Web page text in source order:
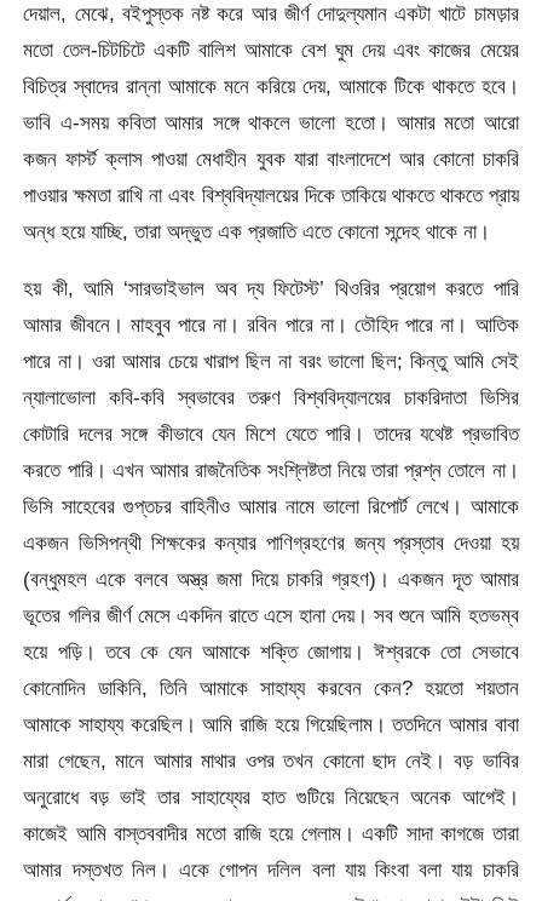
দেয়াল, মেঝে, বইপুস্তক নষ্ট করে আর জীর্ণ দোদুল্যমান একটা খাটে চামড়ার
মতো তেল-চিটচিটে একটি বালিশ আমাকে বেশ ঘুম দেয় এবং কাজের মেয়ের
বিচিত্র স্বাদের রান্না আমাকে মনে করিয়ে দেয়, আমাকে টিকে থাকতে হবে।
ভাবি এ-সময় কবিতা আমার সঙ্গে থাকলে ভালো হতো। আমার মতো আরো
কজন ফার্স্ট ক্লাস পাওয়া মেধাহীন যুবক যারা বাংলাদেশে আর কোনো চাকরি
পাওয়ার ক্ষমতা রাখি না এবং বিশ্ববিদ্যালয়ের দিকে তাকিয়ে থাকতে থাকতে প্রায়
অন্ধ হয়ে যাচ্ছি, তারা অদ্ভুত এক প্রজাতি এতে কোনো সন্দেহ থাকে না।
হয় কী, আমি ‘সারভাইভাল অব দ্য ফিটেস্ট’ থিওরির প্রয়োগ করতে পারি
আমার জীবনে। মাহবুব পারে না। রবিন পারে না। তৌহিদ পারে না। আতিক
পারে না। ওরা আমার চেয়ে খারাপ ছিল না বরং ভালো ছিল; কিন্তু আমি সেই
ন্যালাভোলা কবি-কবি স্বভাবের তরুণ বিশ্ববিদ্যালয়ের চাকরিদাতা ভিসির
কোটারি দলের সঙ্গে কীভাবে যেন মিশে যেতে পারি। তাদের যথেষ্ট প্রভাবিত
করতে পারি। এখন আমার রাজনৈতিক সংশ্লিষ্টতা নিয়ে তারা প্রশ্ন তোলে না।
ভিসি সাহেবের গুপ্তচর বাহিনীও আমার নামে ভালো রিপোর্ট লেখে। আমাকে
একজন ভিসিপন্থী শিক্ষকের কন্যার পাণিগ্রহণের জন্য প্রস্তাব দেওয়া হয়
(বন্ধুমহল একে বলবে অস্ত্র জমা দিয়ে চাকরি গ্রহণ)। একজন দূত আমার
ভূতের গলির জীর্ণ মেসে একদিন রাতে এসে হানা দেয়। সব শুনে আমি হতভম্ব
হয়ে পড়ি। তবে কে যেন আমাকে শক্তি জোগায়। ঈশ্বরকে তো সেভাবে
কোনোদিন ডাকিনি, তিনি আমাকে সাহায্য করবেন কেন? হয়তো শয়তান
আমাকে সাহায্য করেছিল। আমি রাজি হয়ে গিয়েছিলাম। ততদিনে আমার বাবা
মারা গেছেন, মানে আমার মাথার ওপর তখন কোনো ছাদ নেই। বড় ভাবির
অনুরোধে বড় ভাই তার সাহায্যের হাত গুটিয়ে নিয়েছেন অনেক আগেই।
কাজেই আমি বাস্তববাদীর মতো রাজি হয়ে গেলাম। একটি সাদা কাগজে তারা
আমার দস্তখত নিল। একে গোপন দলিল বলা যায় কিংবা বলা যায় চাকরি